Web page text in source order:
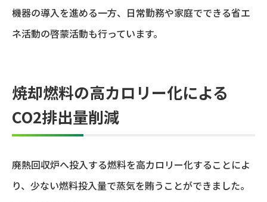
機器の導入を進める一方、日常勤務や家庭でできる省エ
ネ活動の啓蒙活動も行っています。
焼却燃料の高カロリー化による
CO2排出量削減
廃熱回収炉へ投入する燃料を高カロリー化することによ
り、少ない燃料投入量で蒸気を賄うことができました。